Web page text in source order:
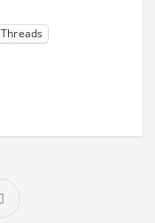
Threads